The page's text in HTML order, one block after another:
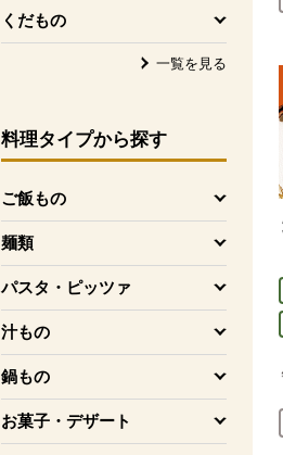
くだもの
を開く
一覧を見る
料理タイプから探す
ご飯もの
を開く
麺類
を開く
パスタ・ピッツァ
を開く
汁もの
を開く
鍋もの
を開く
お菓子・デザート
を開く